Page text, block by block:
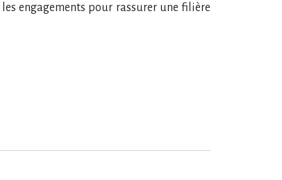
engagements pour rassurer une filière